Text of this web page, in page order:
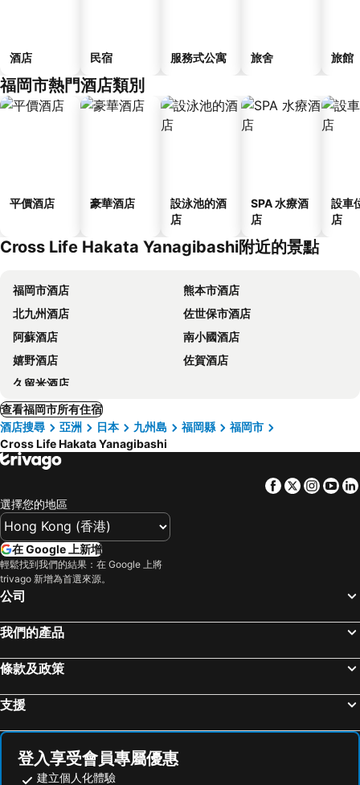
酒店 民宿 服務式公寓 旅舍 旅館
福岡市熱門酒店類別
平價酒店 豪華酒店
設泳池的酒
店
SPA 水療酒
店
設車
店
Cross Life Hakata Yanagibashi附近的景點
福岡市酒店
熊本市酒店
北九州酒店
佐世保市酒店
阿蘇酒店
南小國酒店
嬉野酒店
佐賀酒店
久留米酒店
查看福岡市所有住宿
酒店搜尋
亞洲 日本 九州島 福岡縣
福岡市
Cross Life Hakata Yanagibashi
Facebook
Twitter
選擇您的地區
在 Google 上新增
輕鬆找到我們的結果：在 Google 上將
trivago 新增為首選來源。
公司
我們的產品
條款及政策
支援
登入享受會員專屬優惠
建立個人化體驗